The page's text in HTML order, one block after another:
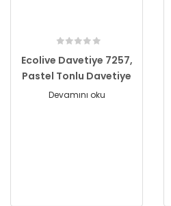
Ecolive Davetiye 7257,
Pastel Tonlu Davetiye
Devamını oku